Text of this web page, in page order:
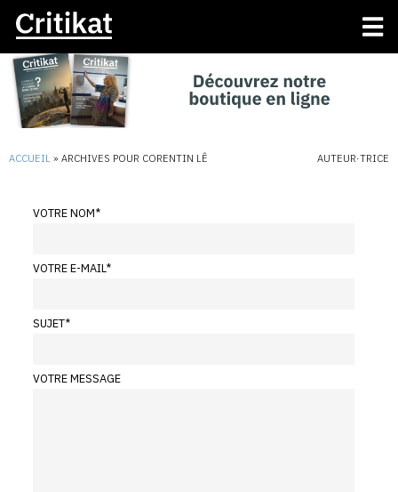
ACCUEIL » ARCHIVES POUR CORENTIN LÊ AUTEUR·TRICE
VOTRE NOM*
VOTRE E-MAIL*
SUJET*
VOTRE MESSAGE